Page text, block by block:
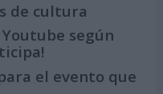
de cultura
según
el evento que